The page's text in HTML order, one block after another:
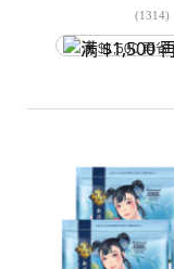
(1314)
满 $1,500 再省